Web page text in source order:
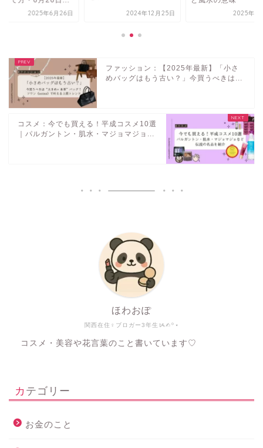
2025年6月26日 2024年12月25日 2025年11
ファッション：【2025年最新】「小さ
めバッグはもう古い？」今買うべきは...
コスメ：今でも買える！平成コスメ10選
｜パルガントン・肌水・マジョマジョ...
関西在住♀ブロガー3年生ᝰ✍︎꙳⋆
ほわおぽ
コスメ・美容や花言葉のこと書いています♡
カテゴリー
お金のこと